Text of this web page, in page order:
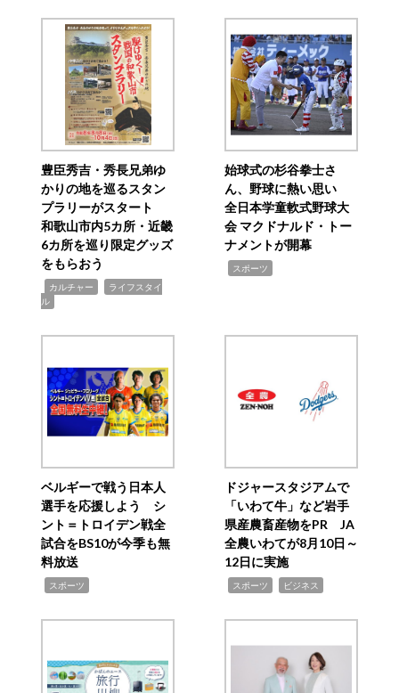
豊臣秀吉・秀長兄弟ゆ
かりの地を巡るスタン
プラリーがスタート
和歌山市内5カ所・近畿
6カ所を巡り限定グッズ
をもらおう
カルチャー
ライフスタイ
ル
始球式の杉谷拳士さ
ん、野球に熱い思い
全日本学童軟式野球大
会 マクドナルド・トー
ナメントが開幕
スポーツ
ベルギーで戦う日本人
選手を応援しよう シ
ント＝トロイデン戦全
試合をBS10が今季も無
料放送
スポーツ
ドジャースタジアムで
「いわて牛」など岩手
県産農畜産物をPR JA
全農いわてが8月10日～
12日に実施
スポーツ ビジネス